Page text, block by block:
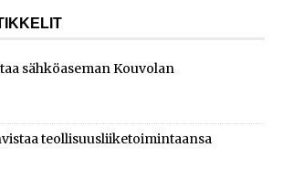
sähköaseman Kouvolan
teollisuusliiketoimintaansa